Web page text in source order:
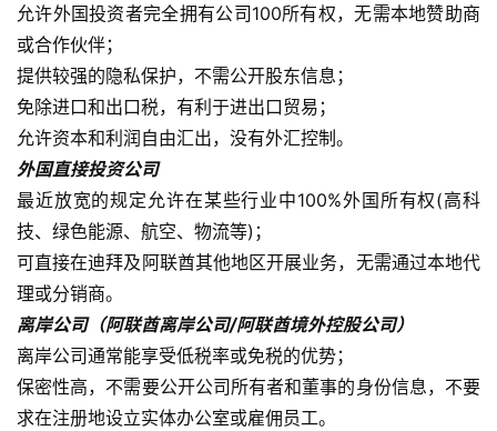
允许外国投资者完全拥有公司100所有权，无需本地赞助商
或合作伙伴；
提供较强的隐私保护，不需公开股东信息；
免除进口和出口税，有利于进出口贸易；
允许资本和利润自由汇出，没有外汇控制。
外国直接投资公司
最近放宽的规定允许在某些行业中100%外国所有权(高科
技、绿色能源、航空、物流等)；
可直接在迪拜及阿联酋其他地区开展业务，无需通过本地代
理或分销商。
离岸公司（阿联酋离岸公司/阿联酋境外控股公司）
离岸公司通常能享受低税率或免税的优势；
保密性高，不需要公开公司所有者和董事的身份信息，不要
求在注册地设立实体办公室或雇佣员工。